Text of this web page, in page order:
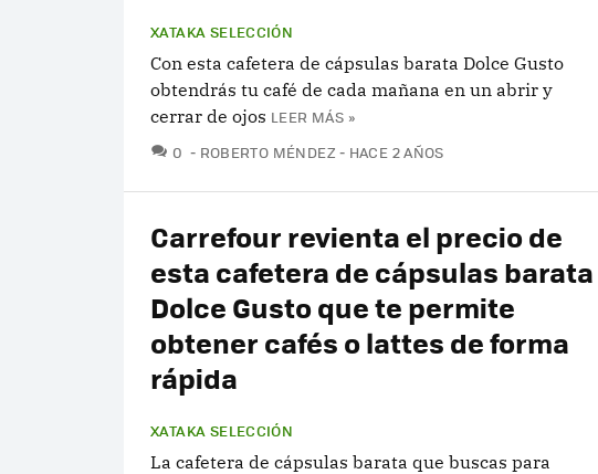
XATAKA SELECCIÓN
Con esta cafetera de cápsulas barata Dolce Gusto
obtendrás tu café de cada mañana en un abrir y
cerrar de ojos LEER MÁS »
0 COMENTARIOS
ROBERTO MÉNDEZ HACE 2 AÑOS
Carrefour revienta el precio de
esta cafetera de cápsulas barata
Dolce Gusto que te permite
obtener cafés o lattes de forma
rápida
XATAKA SELECCIÓN
La cafetera de cápsulas barata que buscas para